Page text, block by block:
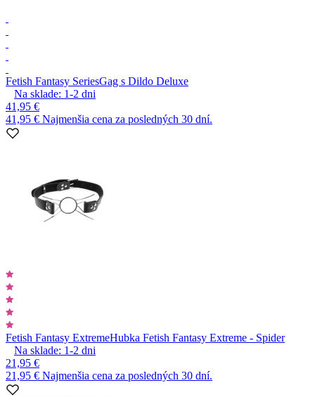
Fetish Fantasy SeriesGag s Dildo Deluxe
Na sklade: 1-2 dni
41,95 €
41,95 € Najmenšia cena za posledných 30 dní.
Fetish Fantasy ExtremeHubka Fetish Fantasy Extreme - Spider
Na sklade: 1-2 dni
21,95 €
21,95 € Najmenšia cena za posledných 30 dní.